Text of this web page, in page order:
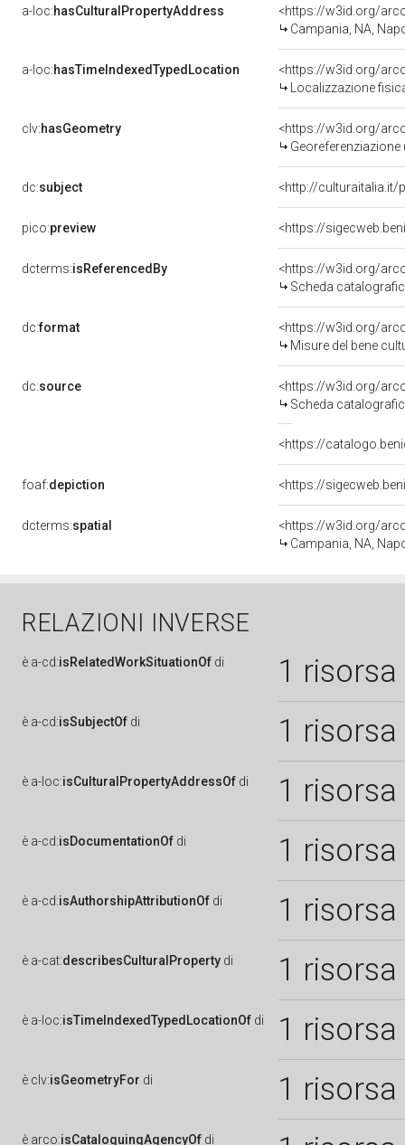
a-loc:hasCulturalPropertyAddress
<https://w3id.org/
Campania, NA,
a-loc:hasTimeIndexedTypedLocation
<https://w3id.org/
Localizzazione
clv:hasGeometry
<https://w3id.org/
dc:subject <http://culturaitalia.it/
pico:preview <https://
dcterms:isReferencedBy
<https://w3id.org/
Scheda
dc:format
<https://w3id.org/
Misure del bene
dc:source
<https://w3id.org/
Scheda
<https://
foaf:depiction <https://
dcterms:spatial
<https://w3id.org/
Campania, NA,
RELAZIONI INVERSE
è a-cd:isRelatedWorkSituationOf di 1 risorsa
è a-cd:isSubjectOf di 1 risorsa
è a-loc:isCulturalPropertyAddressOf di 1 risorsa
è a-cd:isDocumentationOf di 1 risorsa
è a-cd:isAuthorshipAttributionOf di 1 risorsa
è a-cat:describesCulturalProperty di 1 risorsa
è a-loc:isTimeIndexedTypedLocationOf di 1 risorsa
è clv:isGeometryFor di 1 risorsa
è arco:isCataloguingAgencyOf di